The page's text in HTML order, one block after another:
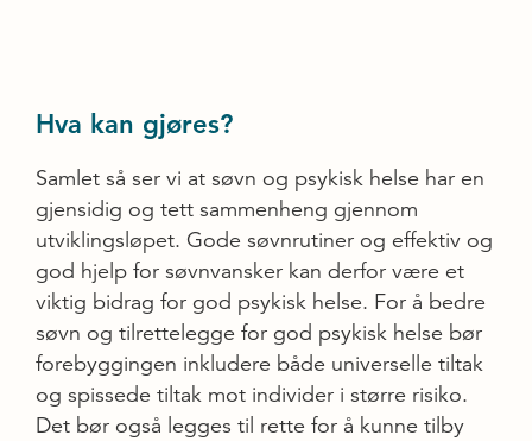
Hva kan gjøres?
Samlet så ser vi at søvn og psykisk helse har en
gjensidig og tett sammenheng gjennom
utviklingsløpet. Gode søvnrutiner og effektiv og
god hjelp for søvnvansker kan derfor være et
viktig bidrag for god psykisk helse. For å bedre
søvn og tilrettelegge for god psykisk helse bør
forebyggingen inkludere både universelle tiltak
og spissede tiltak mot individer i større risiko.
Det bør også legges til rette for å kunne tilby